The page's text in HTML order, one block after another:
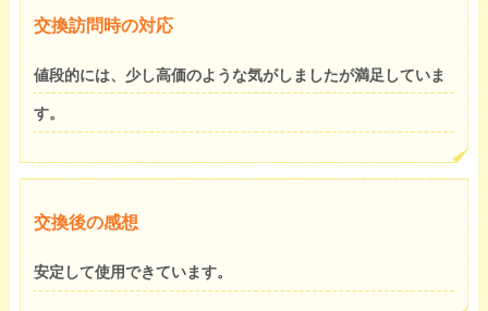
交換訪問時の対応
値段的には、少し高価のような気がしましたが満足していま
す。
交換後の感想
安定して使用できています。